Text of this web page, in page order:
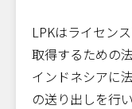
LPKはライセン
取得するための
インドネシアに
の送り出しを行